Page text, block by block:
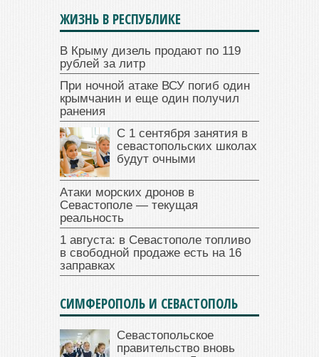
ЖИЗНЬ В РЕСПУБЛИКЕ
В Крыму дизель продают по 119
рублей за литр
При ночной атаке ВСУ погиб один
крымчанин и еще один получил
ранения
С 1 сентября занятия в
севастопольских школах
будут очными
Атаки морских дронов в
Севастополе — текущая
реальность
1 августа: в Севастополе топливо
в свободной продаже есть на 16
заправках
СИМФЕРОПОЛЬ И СЕВАСТОПОЛЬ
Севастопольское
правительство вновь